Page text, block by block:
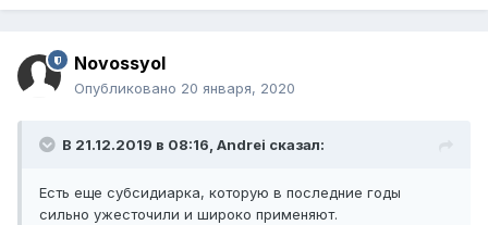
Novossyol
Опубликовано 20 января, 2020
В 21.12.2019 в 08:16, Andrei сказал:
Есть еще субсидиарка, которую в последние годы
сильно ужесточили и широко применяют.